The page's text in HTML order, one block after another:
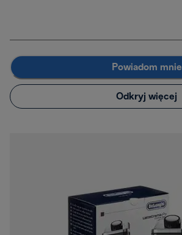
Powiadom mnie
Odkryj więcej